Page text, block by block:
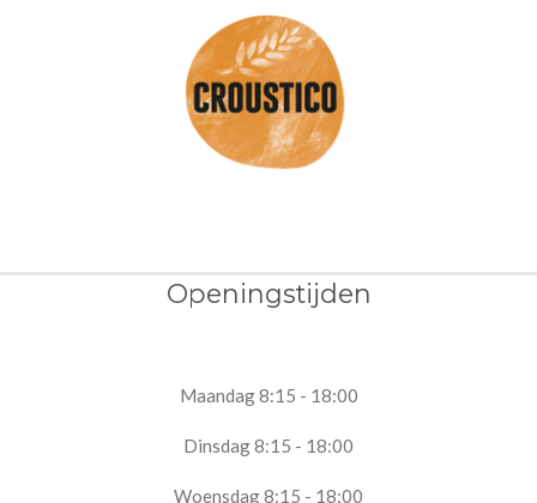
Openingstijden
Maandag 8:15 - 18:00
Dinsdag 8:15 - 18:00
Woensdag 8:15 - 18:00